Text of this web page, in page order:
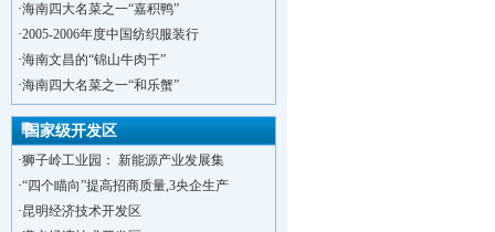
·海南四大名菜之一“嘉积鸭”
·2005-2006年度中国纺织服装行
·海南文昌的“锦山牛肉干”
·海南四大名菜之一“和乐蟹”
国家级开发区
洋浦不断延伸产业链，推进一批石化产业
·海口今年将投入44.4亿元推进江东新
·新加坡海口国家高新区国际创新创业中心
狮子岭工业园： 新能源产业发展集
“四个瞄向”提高招商质量,3央企生产
昆明经济技术开发区